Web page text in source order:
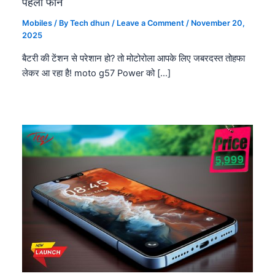
Mobiles / ByTech dhun/ Leave a Comment / November 20,
2025
बैटरी की टेंशन से परेशान हो? तो मोटोरोला आपके लिए जबरदस्त तोहफा
लेकर आ रहा है! moto g57 Power को […]